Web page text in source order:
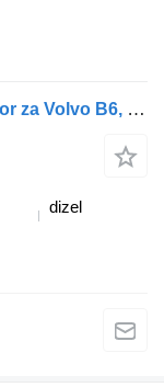
Knorr-Bremse K020023 EBS modulator za Volvo B6, B7, B9, B10, B12 bus (1978-2011) autobusa
dizel